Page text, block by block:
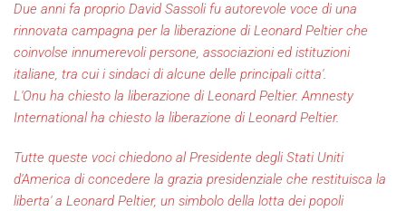
Due anni fa proprio David Sassoli fu autorevole voce di una
rinnovata campagna per la liberazione di Leonard Peltier che
coinvolse innumerevoli persone, associazioni ed istituzioni
italiane, tra cui i sindaci di alcune delle principali citta'.
L'Onu ha chiesto la liberazione di Leonard Peltier. Amnesty
International ha chiesto la liberazione di Leonard Peltier.
Tutte queste voci chiedono al Presidente degli Stati Uniti
d'America di concedere la grazia presidenziale che restituisca la
liberta' a Leonard Peltier, un simbolo della lotta dei popoli